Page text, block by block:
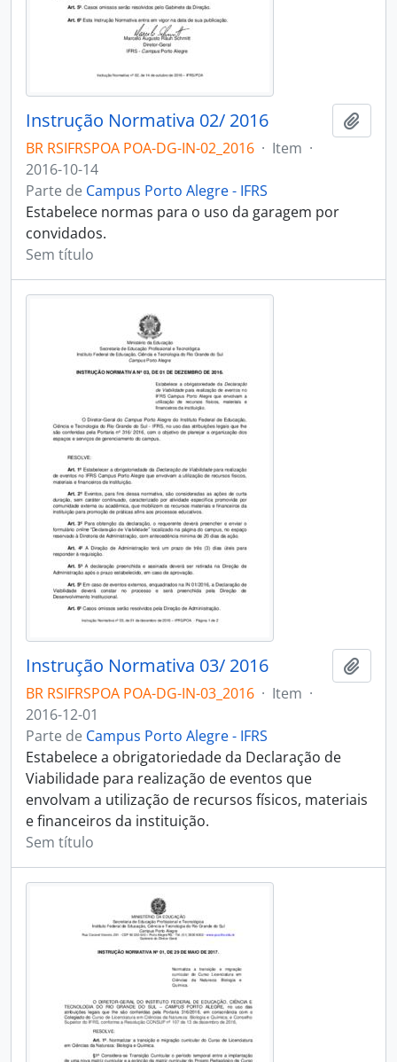
Instrução Normativa 02/ 2016
BR RSIFRSPOA POA-DG-IN-02_2016 · Item ·
2016-10-14
Parte de Campus Porto Alegre - IFRS
Estabelece normas para o uso da garagem por
convidados.
Sem título
Instrução Normativa 03/ 2016
BR RSIFRSPOA POA-DG-IN-03_2016 · Item ·
2016-12-01
Parte de Campus Porto Alegre - IFRS
Estabelece a obrigatoriedade da Declaração de
Viabilidade para realização de eventos que
envolvam a utilização de recursos físicos, materiais
e financeiros da instituição.
Sem título